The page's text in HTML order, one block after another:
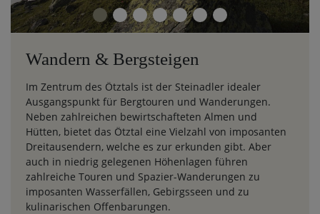
Wandern & Bergsteigen
Im Zentrum des Ötztals ist der Steinadler idealer
Ausgangspunkt für Bergtouren und Wanderungen.
Neben zahlreichen bewirtschafteten Almen und
Hütten, bietet das Ötztal eine Vielzahl von imposanten
Dreitausendern, welche es zur erkunden gibt. Aber
auch in niedrig gelegenen Höhenlagen führen
zahlreiche Touren und Spazier-Wanderungen zu
imposanten Wasserfällen, Gebirgsseen und zu
kulinarischen Offenbarungen.